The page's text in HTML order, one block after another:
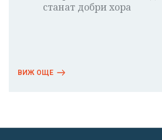
станат добри хора
ВИЖ ОЩЕ